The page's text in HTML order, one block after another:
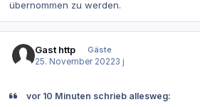
übernommen zu werden.
Gast http
Gäste
25. November 20223 j
vor 10 Minuten schrieb allesweg: